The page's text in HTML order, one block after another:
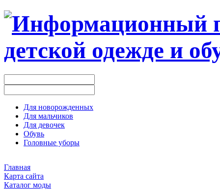
Для новорожденных
Для мальчиков
Для девочек
Обувь
Головные уборы
Главная
Карта сайта
Каталог моды